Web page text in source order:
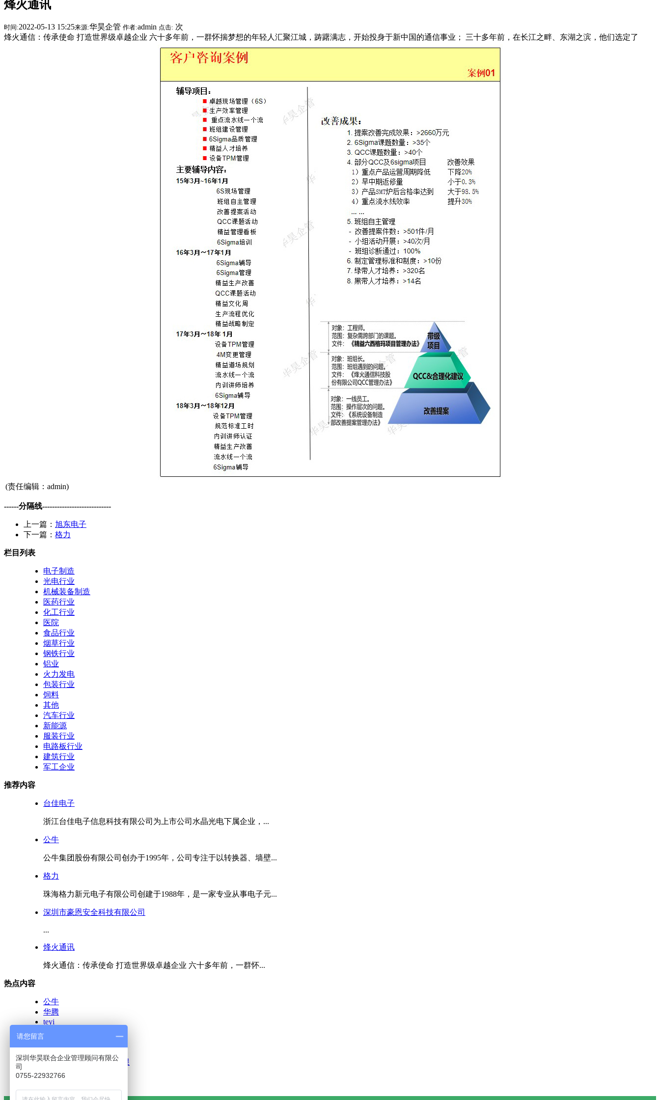
烽火通讯
时间:2022-05-13 15:25来源:华昊企管 作者:admin 点击: 次
烽火通信：传承使命 打造世界级卓越企业 六十多年前，一群怀揣梦想的年轻人汇聚江城，踌躇满志，开始投身于新中国的通信事业； 三十多年前，在长江之畔、东湖之滨，他们选定了
(责任编辑：admin)
------分隔线----------------------------
上一篇： 旭东电子
下一篇： 格力
栏目列表
电子制造
光电行业
机械装备制造
医药行业
化工行业
医院
食品行业
烟草行业
钢铁行业
铝业
火力发电
包装行业
饲料
其他
汽车行业
新能源
服装行业
电路板行业
建筑行业
军工企业
推荐内容
台佳电子
浙江台佳电子信息科技有限公司为上市公司水晶光电下属企业，...
公牛
公牛集团股份有限公司创办于1995年，公司专注于以转换器、墙壁...
格力
珠海格力新元电子有限公司创建于1988年，是一家专业从事电子元...
深圳市豪恩安全科技有限公司
...
烽火通讯
烽火通信：传承使命 打造世界级卓越企业 六十多年前，一群怀...
热点内容
公牛
华腾
teyi
深圳市豪恩安全科技有限
台佳电子
请您留言
深圳华昊联合企业管理顾问有限公
司
0755-22932766